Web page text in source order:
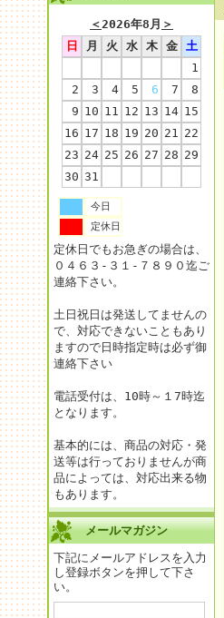
＜2026年8月 ＞
日
月 火 水 木 金
土
1
2
3 4 5 6 7
8
9 10 11 12 13 14 15
16 17 18 19 20 21 22
23 24 25 26 27 28 29
30 31
今日
定休日
定休日でもお急ぎの場合は、
０４６３-３１-７８９０迄ご
連絡下さい。
土日祝日は発送してませんの
で、対応できないこともあり
ますので日時指定時は必ず御
連絡下さい
電話受付は、10時～１7時迄
となります。
基本的には、商品の対応・発
送等は行っておりませんが商
品によっては、対応出来る物
もあります。
メールマガジン
下記にメールアドレスを入力
し登録ボタンを押して下さ
い。